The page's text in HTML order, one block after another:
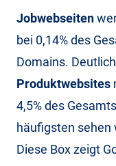
Jobwebseiten
bei 0,14% des
Domains.
Produktwebsites
4,5% des
häufigsten sehen
Diese Box zeigt